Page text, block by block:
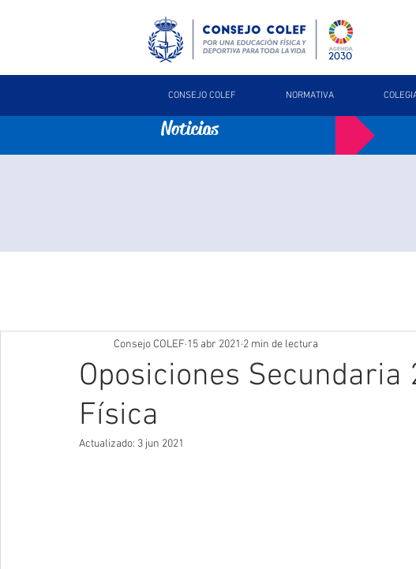
CONSEJO COLEF NORMATIVA
Noticias
Oposiciones Secundaria
Física
Consejo COLEF 15 abr 2021 2 min de lectura
Actualizado: 3 jun 2021